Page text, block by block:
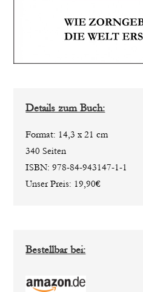
Details zum Buch:
Format: 14,3 x 21 cm
340 Seiten
ISBN: 978-84-943147-1-1
Unser Preis: 19,90€
Bestellbar bei: